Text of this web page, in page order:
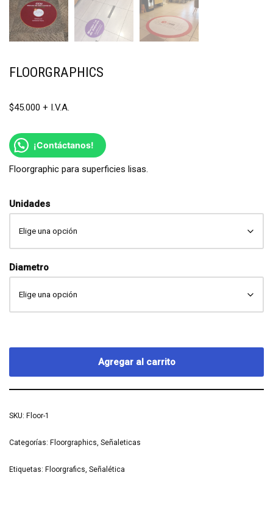
FLOORGRAPHICS
$45.000
¡Contáctanos!
Floorgraphic para superficies lisas.
Unidades
Diametro
Agregar al carrito
SKU: Floor-1
Categorías: Floorgraphics Señaleticas
Etiquetas: Floorgrafics Señalética